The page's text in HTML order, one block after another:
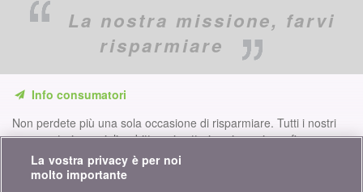
La nostra missione, farvi
risparmiare
Info consumatori
Non perdete più una sola occasione di risparmiare. Tutti i nostri
comparatori, consigli e dritte nei settori assicurazione, finanze,
prodotti di consumo e molto altro ancora per voi...
Iscriversi alla nostra newsletter
La vostra privacy è per noi
molto importante